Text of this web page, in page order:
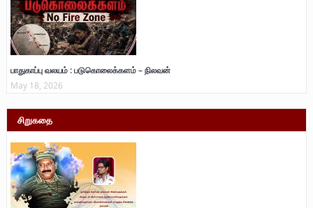
பாதுகாப்பு வலயம் : படுகொலைக்களம் – நிலவன்
May 18, 2026
சிறுகதை